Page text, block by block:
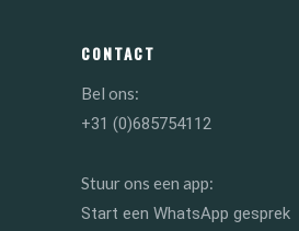
CONTACT
Bel ons:
+31 (0)685754112
Stuur ons een app:
Start een WhatsApp gesprek